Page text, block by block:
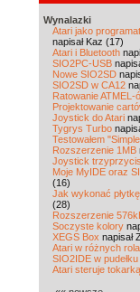
Wynalazki
Atari jako
napisał Kaz (17)
Atari i Bluetooth
SIO2PC-USB
Nowe SIO2SD
SIO2SD w CA12
Ratowanie ATMEL-
Projektowanie
Joystick do Atari
Tygrys Turbo
Testowałem
Rozszerzenie 1MB
Joystick
Moje MyIDE oraz
(16)
Jak wykonać
(28)
Rozszerzenie
Soczyste kolory
XEGS Box napisał
Atari w różnych
SIO2IDE w pudełku
Atari steruje tokarką